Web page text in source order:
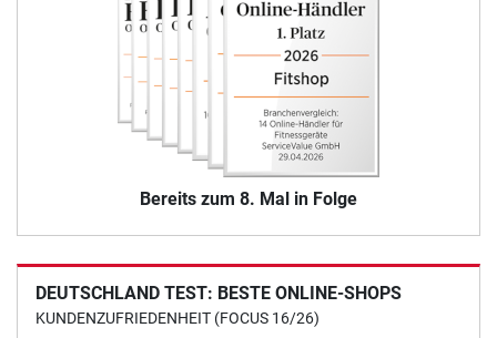
Bereits zum 8. Mal in Folge
DEUTSCHLAND TEST: BESTE ONLINE-SHOPS
KUNDENZUFRIEDENHEIT (FOCUS 16/26)